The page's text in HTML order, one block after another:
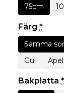
75cm
Färg *
Samma
Gul
Bakplatta *